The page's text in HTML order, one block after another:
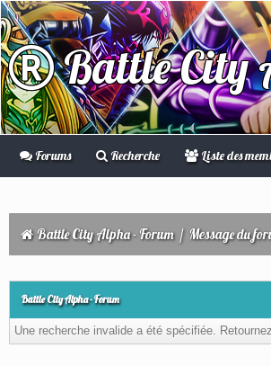
Battle City
Forums Recherche Liste des
Battle City Alpha - Forum / Message du
Battle City Alpha - Forum
Une recherche invalide a été spécifiée.